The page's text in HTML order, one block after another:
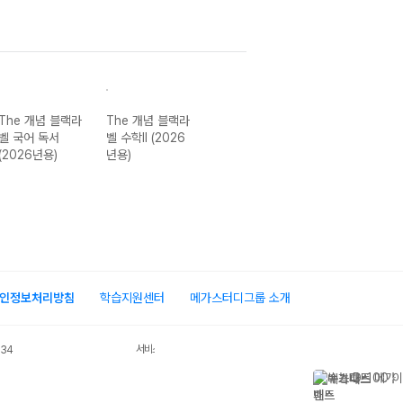
The 개념 블랙라
벨 국어 독서
(2026년용)
The 개념 블랙라
벨 수학II (2026
년용)
정보처리방침 학습지원센터 메가스터디그룹 소개
서비스 가입사실 확인